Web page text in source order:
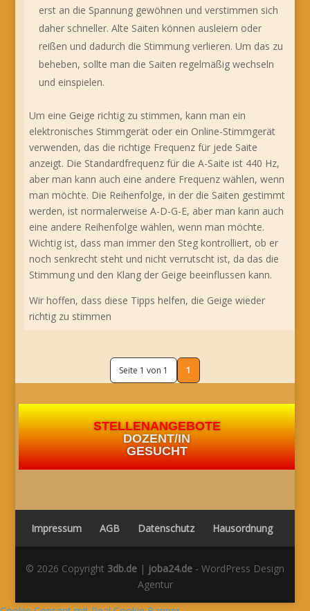
erst an die Spannung gewöhnen und verstimmen sich
daher schneller. Alte Saiten können ausleiern oder
reißen und dadurch die Stimmung verlieren. Um das zu
beheben, sollte man die Saiten regelmäßig wechseln
und einspielen.
Um eine Geige richtig zu stimmen, kann man ein
elektronisches Stimmgerät oder ein Online-Stimmgerät
verwenden, das die richtige Frequenz für jede Saite
anzeigt. Die Standardfrequenz für die A-Saite ist 440 Hz,
aber man kann auch eine andere Frequenz wählen, wenn
man möchte. Die Reihenfolge, in der die Saiten gestimmt
werden, ist normalerweise A-D-G-E, aber man kann auch
eine andere Reihenfolge wählen, wenn man möchte.
Wichtig ist, dass man immer den Steg kontrolliert, ob er
noch senkrecht steht und nicht verrutscht ist, da das die
Stimmung und den Klang der Geige beeinflussen kann.
Wir hoffen, dass diese Tipps helfen, die Geige wieder
richtig zu stimmen
Seite 1 von 1 1
STELLENANGEBOTE
DOZENT/IN
GESUCHT
Impressum AGB Datenschutz Hausordnung
© 2026 Copyright 3db.de | joba24.de - WordPress Design
Agentur